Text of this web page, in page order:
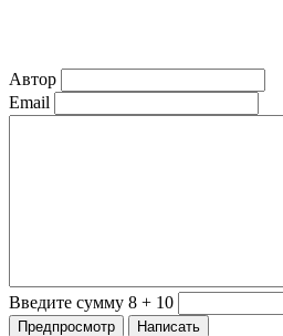
Автор
Email
Введите сумму 8 + 10